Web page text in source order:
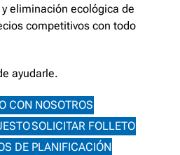
eliminación ecológica de
competitivos con todo
ayudarle.
CON NOSOTROS
SOLICITAR FOLLETO
DE PLANIFICACIÓN